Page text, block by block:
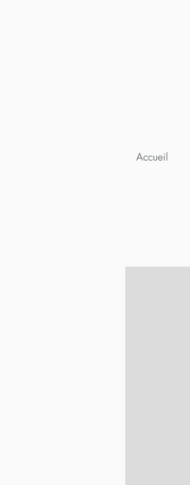
Accueil